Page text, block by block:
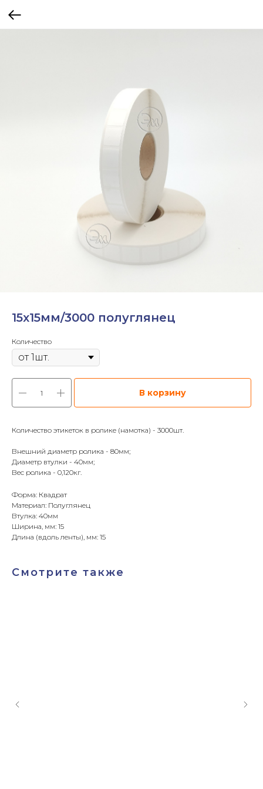
15х15мм/3000 полуглянец
Количество
В корзину
Количество этикеток в ролике (намотка) - 3000шт.
Внешний диаметр ролика - 80мм;
Диаметр втулки - 40мм;
Вес ролика - 0,120кг.
Форма: Квадрат
Материал: Полуглянец
Втулка: 40мм
Ширина, мм: 15
Длина (вдоль ленты), мм: 15
Смотрите также